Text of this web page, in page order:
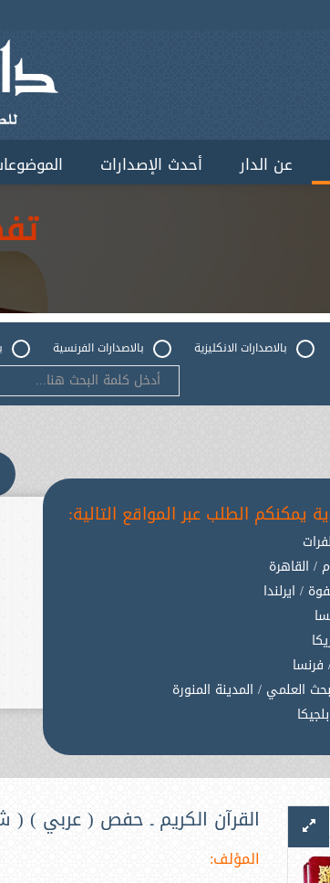
عن الدار أحدث الإصدارات
بالاصدارات الانكليزية بالاصدارات الفرنسية
يمكنكم الطلب عبر المواقع التالية:
/ القاهرة
/ ايرلندا
فرنسا
العلمي / المدينة المنورة
القرآن الكريم ـ حفص ( عربي ) ( شاموا - لونان
المؤلف: